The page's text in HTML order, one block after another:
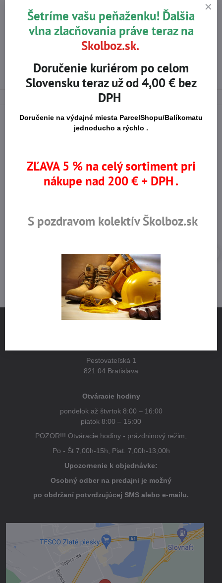
MONTÉRKOVÉ KOLEKCIE
PRACOVNÉ NOHAVICE DO PÁSA, NA TRAKY, ŠORTKY
PRACOVNÉ ŠORTKY |KRAŤASY
Skladom viac ako 36 tisíc
Výhodné ceny
Pestovateľská 1
821 04 Bratislava
Otváracie hodiny
pondelok až štvrtok 8:00 – 16:00
piatok 8:00 – 15:00
POZOR!!! Otváracie hodiny - prázdninový režim,
Po - Št 7,00h-15h, Piat. 7,00h-13,00h
Upozornenie k objednávke:
Osobný odber na predajni je možný
po obdržaní potvrdzujúcej SMS alebo e-mailu.
Externý obsah je blokovaný Voľbami
súkromia
Prajete si načítať externý obsah?
Šetríme vašu peňaženku! Ďalšia
vlna zlacňovania práve teraz na
Skolboz.sk.
Doručenie kuriérom po celom
Slovensku teraz už od 4,00 € bez
DPH
Doručenie na výdajné miesta ParcelShopu/Balíkomatu
jednoducho a rýchlo .
ZĽAVA 5 % na celý sortiment pri
nákupe nad 200 € + DPH .
S pozdravom kolektív Školboz.sk